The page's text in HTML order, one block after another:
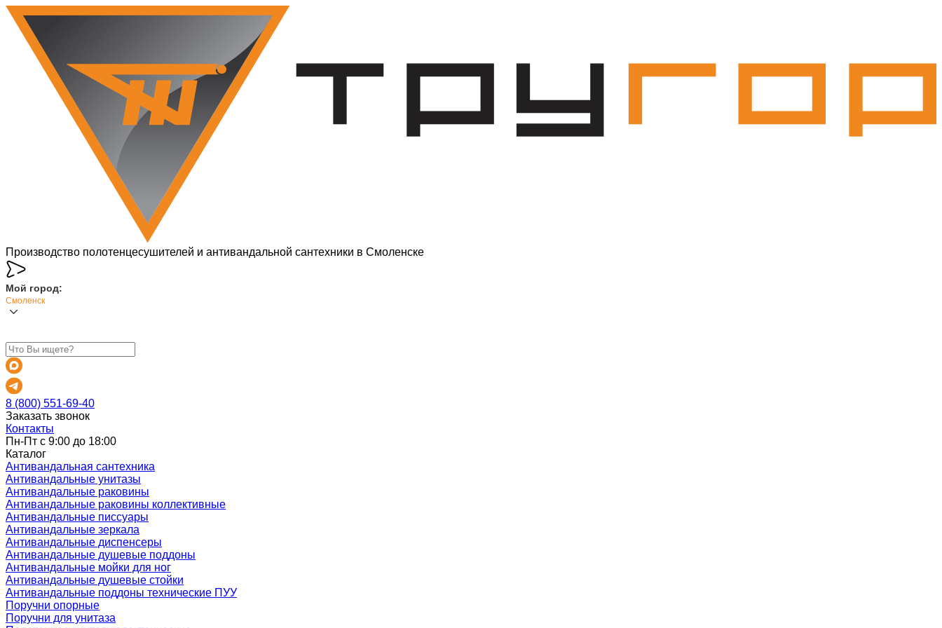
Производство полотенцесушителей и антивандальной сантехники в Смоленске
Мой город:
Смоленск
8 (800) 551-69-40
Заказать звонок
Контакты
Пн-Пт с 9:00 до 18:00
Каталог
Антивандальная сантехника
Антивандальные унитазы
Антивандальные раковины
Антивандальные раковины коллективные
Антивандальные писсуары
Антивандальные зеркала
Антивандальные диспенсеры
Антивандальные душевые поддоны
Антивандальные мойки для ног
Антивандальные душевые стойки
Антивандальные поддоны технические ПУУ
Поручни опорные
Поручни для унитаза